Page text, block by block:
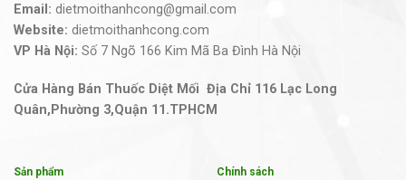
Email: dietmoithanhcong@gmail.com
Website: dietmoithanhcong.com
VP Hà Nội: Số 7 Ngõ 166 Kim Mã Ba Đình Hà Nội
Cửa Hàng Bán Thuốc Diệt Mối Địa Chỉ 116 Lạc Long
Quân,Phường 3,Quận 11.TPHCM
Sản phẩm
Chính sách